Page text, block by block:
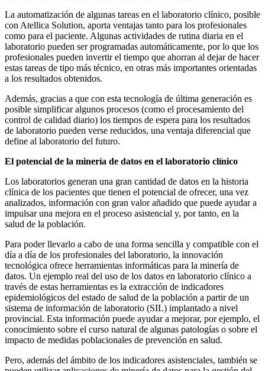
La automatización de algunas tareas en el laboratorio clínico, posible
con Atellica Solution, aporta ventajas tanto para los profesionales
como para el paciente. Algunas actividades de rutina diaria en el
laboratorio pueden ser programadas automáticamente, por lo que los
profesionales pueden invertir el tiempo que ahorran al dejar de hacer
estas tareas de tipo más técnico, en otras más importantes orientadas
a los resultados obtenidos.
Además, gracias a que con esta tecnología de última generación es
posible simplificar algunos procesos (como el procesamiento del
control de calidad diario) los tiempos de espera para los resultados
de laboratorio pueden verse reducidos, una ventaja diferencial que
define al laboratorio del futuro.
El potencial de la minería de datos en el laboratorio clínico
Los laboratorios generan una gran cantidad de datos en la historia
clínica de los pacientes que tienen el potencial de ofrecer, una vez
analizados, información con gran valor añadido que puede ayudar a
impulsar una mejora en el proceso asistencial y, por tanto, en la
salud de la población.
Para poder llevarlo a cabo de una forma sencilla y compatible con el
día a día de los profesionales del laboratorio, la innovación
tecnológica ofrece herramientas informáticas para la minería de
datos. Un ejemplo real del uso de los datos en laboratorio clínico a
través de estas herramientas es la extracción de indicadores
epidemiológicos del estado de salud de la población a partir de un
sistema de información de laboratorio (SIL) implantado a nivel
provincial. Esta información puede ayudar a mejorar, por ejemplo, el
conocimiento sobre el curso natural de algunas patologías o sobre el
impacto de medidas poblacionales de prevención en salud.
Pero, además del ámbito de los indicadores asistenciales, también se